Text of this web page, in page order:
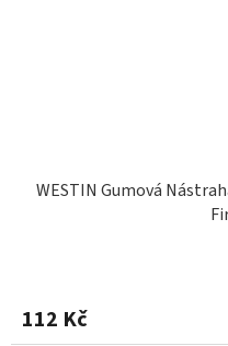
WESTIN Gumová
112 Kč